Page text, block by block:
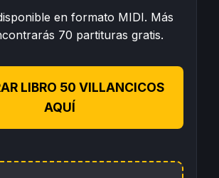
en formato MIDI. Más
70 partituras gratis.
LIBRO 50 VILLANCICOS
AQUÍ